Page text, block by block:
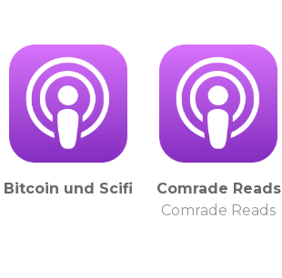
Bitcoin und Scifi
Comrade Reads
Comrade Reads